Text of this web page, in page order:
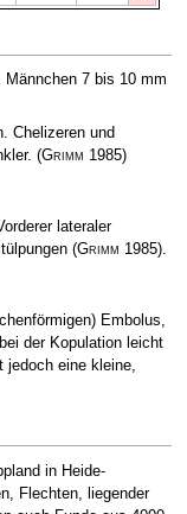
7 bis 10 mm
Chelizeren und
(Grimm 1985)
lateraler
(Grimm 1985).
Embolus,
der Kopulation leicht
jedoch eine kleine,
in Heide-
Flechten, liegender